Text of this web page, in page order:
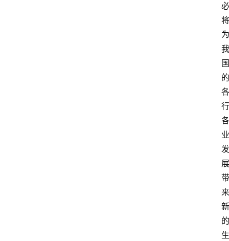
必
将
为
我
国
的
各
行
各
业
发
展
带
来
新
的
生